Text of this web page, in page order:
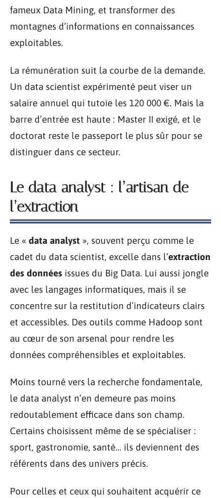
fameux Data Mining, et transformer des
montagnes d’informations en connaissances
exploitables.
La rémunération suit la courbe de la demande.
Un data scientist expérimenté peut viser un
salaire annuel qui tutoie les 120 000 €. Mais la
barre d’entrée est haute : Master II exigé, et le
doctorat reste le passeport le plus sûr pour se
distinguer dans ce secteur.
Le data analyst : l’artisan de
l’extraction
Le « data analyst », souvent perçu comme le
cadet du data scientist, excelle dans l’extraction
des données issues du Big Data. Lui aussi jongle
avec les langages informatiques, mais il se
concentre sur la restitution d’indicateurs clairs
et accessibles. Des outils comme Hadoop sont
au cœur de son arsenal pour rendre les
données compréhensibles et exploitables.
Moins tourné vers la recherche fondamentale,
le data analyst n’en demeure pas moins
redoutablement efficace dans son champ.
Certains choisissent même de se spécialiser :
sport, gastronomie, santé… ils deviennent des
référents dans des univers précis.
Pour celles et ceux qui souhaitent acquérir ce